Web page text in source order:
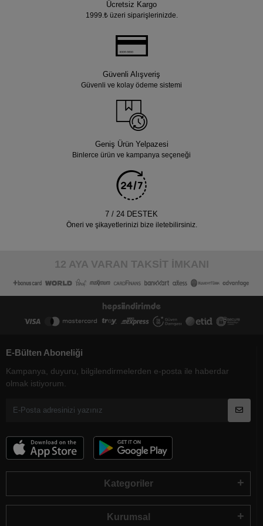
Ücretsiz Kargo
1999.₺ üzeri siparişlerinizde.
Güvenli Alışveriş
Güvenli ve kolay ödeme sistemi
Geniş Ürün Yelpazesi
Binlerce ürün ve kampanya seçeneği
7 / 24 DESTEK
Öneri ve şikayetlerinizi bize iletebilirsiniz.
12 AYA VARAN TAKSİT İMKANI
E-Bülten Aboneliği
Kampanya, duyuru, bilgilendirmelerden e-posta ile haberdar
olmak istiyorum.
Kategoriler
Kurumsal